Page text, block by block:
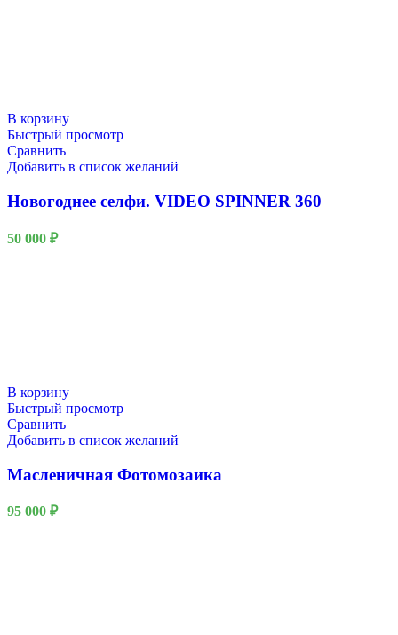
В корзину
Быстрый просмотр
Сравнить
Добавить в список желаний
Новогоднее селфи. VIDEO SPINNER 360
50 000 ₽
В корзину
Быстрый просмотр
Сравнить
Добавить в список желаний
Масленичная Фотомозаика
95 000 ₽